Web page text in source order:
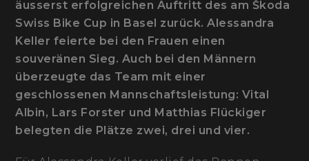
äusserst erfolgreichen Auftritt des am Škoda
Swiss Bike Cup in Basel zurück. Alessandra
Keller feierte bei den Frauen einen
souveränen Sieg. Auch bei den Männern
überzeugte das Team mit einer
geschlossenen Mannschaftsleistung: Vital
Albin, Lars Forster und Matthias Flückiger
belegten die Plätze zwei, drei und vier.